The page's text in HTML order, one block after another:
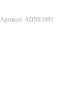
Артикул: ADNE1091